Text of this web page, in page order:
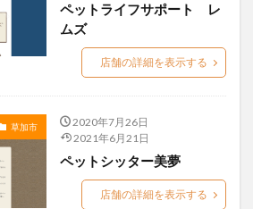
ペットライフサポート レ
ムズ
店舗の詳細を表示する
草加市
2020年7月26日
2021年6月21日
ペットシッター美夢
店舗の詳細を表示する